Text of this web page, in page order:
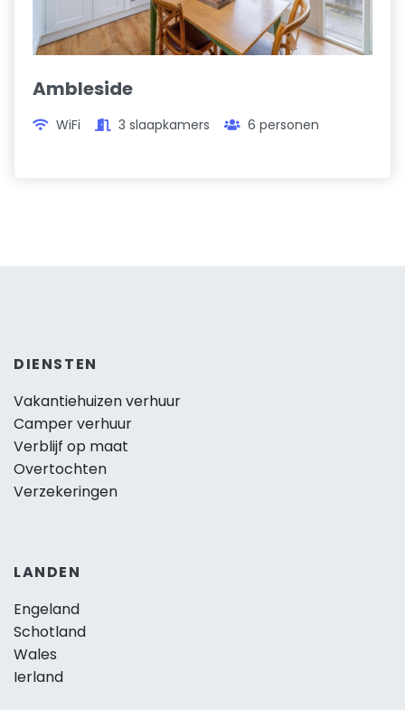
Ambleside
WiFi 3 slaapkamers 6 personen
DIENSTEN
Vakantiehuizen verhuur
Camper verhuur
Verblijf op maat
Overtochten
Verzekeringen
LANDEN
Engeland
Schotland
Wales
Ierland